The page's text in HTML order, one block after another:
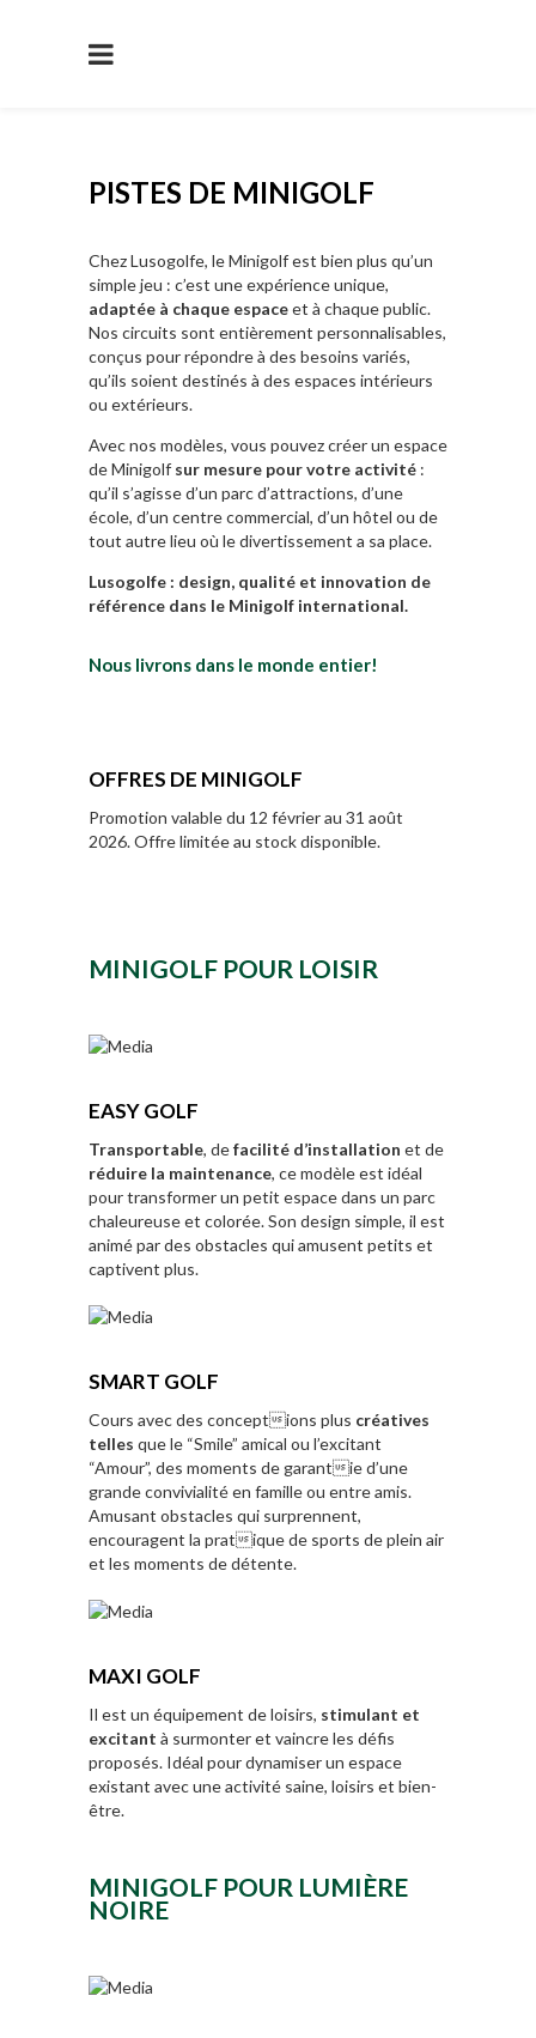
PISTES DE MINIGOLF
Chez Lusogolfe, le Minigolf est bien plus qu’un
simple jeu : c’est une expérience unique,
adaptée à chaque espaceet à chaque public.
Nos circuits sont entièrement personnalisables,
conçus pour répondre à des besoins variés,
qu’ils soient destinés à des espaces intérieurs
ou extérieurs.
Avec nos modèles, vous pouvez créer un espace
de Minigolf sur mesure pour votre activité :
qu’il s’agisse d’un parc d’attractions, d’une
école, d’un centre commercial, d’un hôtel ou de
tout autre lieu où le divertissement a sa place.
Lusogolfe : design, qualité et innovation de
référence dans le Minigolf international.
Nous livrons dans le monde entier!
OFFRES DE MINIGOLF
Promotion valable du 12 février au 31 août
2026. Offre limitée au stock disponible.
MINIGOLF POUR LOISIR
EASY GOLF
Transportable, defacilité d’installation et de
réduire la maintenance, ce modèle est idéal
pour transformer un petit espace dans un parc
chaleureuse et colorée. Son design simple, il est
animé par des obstacles qui amusent petits et
captivent plus.
SMART GOLF
Cours avec des conceptions plus créatives
telles que le “Smile” amical ou l’excitant
“Amour”, des moments de garantie d’une
grande convivialité en famille ou entre amis.
Amusant obstacles qui surprennent,
encouragent la pratique de sports de plein air
et les moments de détente.
MAXI GOLF
Il est un équipement de loisirs, stimulant et
excitant à surmonter et vaincre les défis
proposés. Idéal pour dynamiser un espace
existant avec une activité saine, loisirs et bien-
être.
MINIGOLF POUR LUMIÈRE
NOIRE